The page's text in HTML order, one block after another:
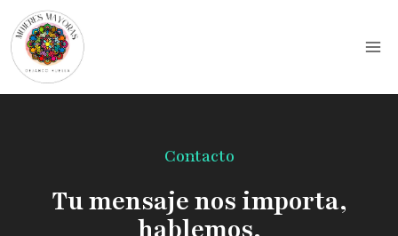
Contacto
Tu mensaje nos importa,